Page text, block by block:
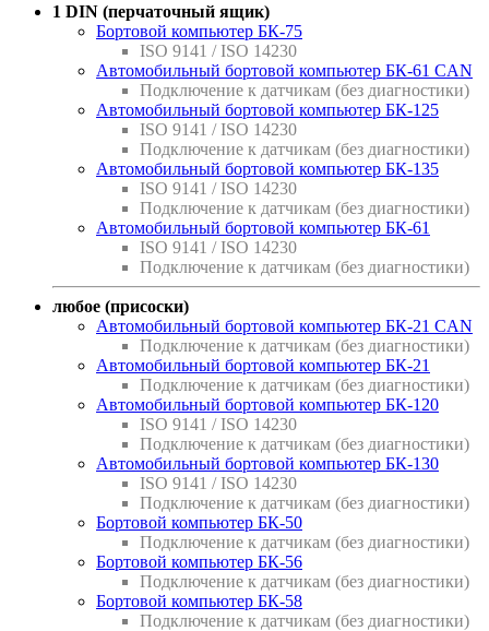
1 DIN (перчаточный ящик)
Бортовой компьютер БК-75
ISO 9141 / ISO 14230
Автомобильный бортовой компьютер БК-61 CAN
Подключение к датчикам (без диагностики)
Автомобильный бортовой компьютер БК-125
ISO 9141 / ISO 14230
Подключение к датчикам (без диагностики)
Автомобильный бортовой компьютер БК-135
ISO 9141 / ISO 14230
Подключение к датчикам (без диагностики)
Автомобильный бортовой компьютер БК-61
ISO 9141 / ISO 14230
Подключение к датчикам (без диагностики)
любое (присоски)
Автомобильный бортовой компьютер БК-21 CAN
Подключение к датчикам (без диагностики)
Автомобильный бортовой компьютер БК-21
Подключение к датчикам (без диагностики)
Автомобильный бортовой компьютер БК-120
ISO 9141 / ISO 14230
Подключение к датчикам (без диагностики)
Автомобильный бортовой компьютер БК-130
ISO 9141 / ISO 14230
Подключение к датчикам (без диагностики)
Бортовой компьютер БК-50
Подключение к датчикам (без диагностики)
Бортовой компьютер БК-56
Подключение к датчикам (без диагностики)
Бортовой компьютер БК-58
Подключение к датчикам (без диагностики)